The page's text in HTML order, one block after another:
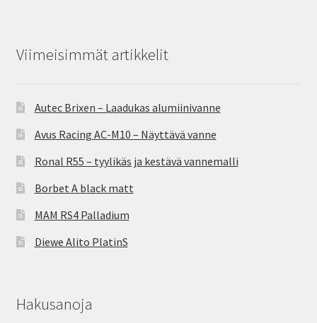
Viimeisimmät artikkelit
Autec Brixen – Laadukas alumiinivanne
Avus Racing AC-M10 – Näyttävä vanne
Ronal R55 – tyylikäs ja kestävä vannemalli
Borbet A black matt
MAM RS4 Palladium
Diewe Alito PlatinS
Hakusanoja